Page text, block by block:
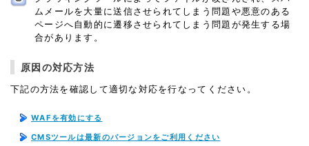
ムメールを大量に送信させられてしまう問題や悪意のある
ページへ自動的に遷移させられてしまう問題が発生する場
合があります。
原因の対応方法
下記の方法を確認して適切な対応を行なってください。
WAFを有効にする
CMSツールは最新のバージョンをご利用ください